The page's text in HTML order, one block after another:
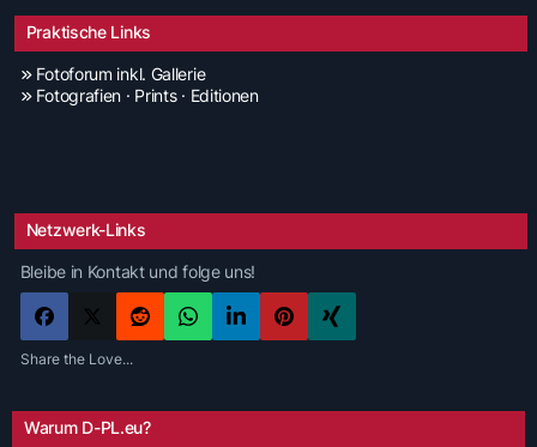
Praktische Links
Fotoforum inkl. Gallerie
Fotografien · Prints · Editionen
Netzwerk-Links
Bleibe in Kontakt und folge uns!
Share the Love...
Warum D-PL.eu?